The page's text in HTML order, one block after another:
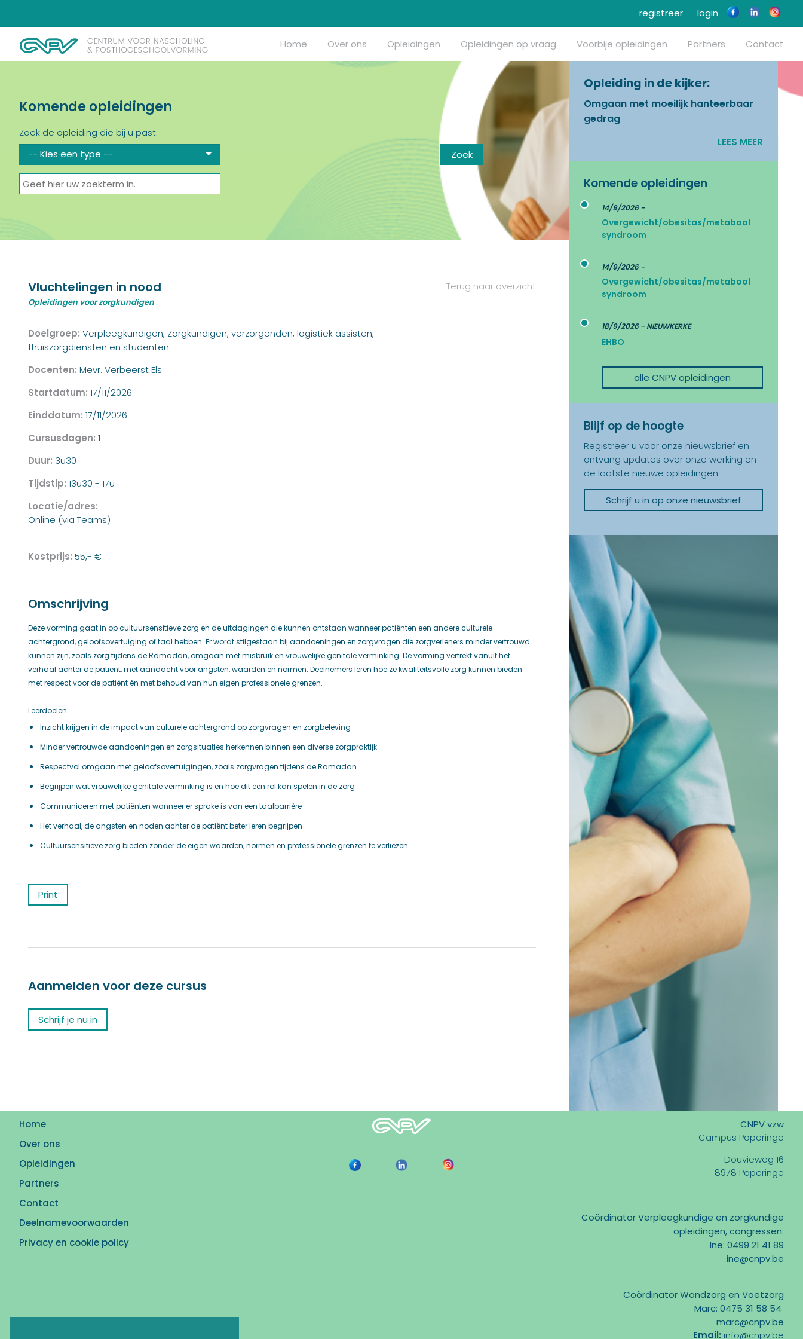
login
registreer
Home Over ons Opleidingen Opleidingen op vraag Voorbije opleidingen Partners Contact
Komende opleidingen
Zoek de opleiding die bij u past.
-- Kies een type --
Opleiding in de kijker:
Omgaan met moeilijk hanteerbaar
gedrag
LEES MEER
Komende opleidingen
14/9/2026 -
Overgewicht/obesitas/metabool
syndroom
14/9/2026 -
Overgewicht/obesitas/metabool
syndroom
18/9/2026 - NIEUWKERKE
EHBO
alle CNPV opleidingen
Blijf op de hoogte
Registreer u voor onze nieuwsbrief en
ontvang updates over onze werking en
de laatste nieuwe opleidingen.
Schrijf u in op onze nieuwsbrief
Terug naar overzicht
Vluchtelingen in nood
Opleidingen voor zorgkundigen
Doelgroep: Verpleegkundigen, Zorgkundigen, verzorgenden, logistiek assisten,
thuiszorgdiensten en studenten
Docenten: Mevr. Verbeerst Els
Startdatum: 17/11/2026
Einddatum: 17/11/2026
Cursusdagen: 1
Duur: 3u30
Tijdstip: 13u30 - 17u
Locatie/adres:
Online (via Teams)
Kostprijs: 55,- €
Omschrijving
Deze vorming gaat in op cultuursensitieve zorg en de uitdagingen die kunnen ontstaan wanneer patiënten een andere culturele
achtergrond, geloofsovertuiging of taal hebben. Er wordt stilgestaan bij aandoeningen en zorgvragen die zorgverleners minder vertrouwd
kunnen zijn, zoals zorg tijdens de Ramadan, omgaan met misbruik en vrouwelijke genitale verminking. De vorming vertrekt vanuit het
verhaal achter de patiënt, met aandacht voor angsten, waarden en normen. Deelnemers leren hoe ze kwaliteitsvolle zorg kunnen bieden
met respect voor de patiënt én met behoud van hun eigen professionele grenzen.
Leerdoelen:
Inzicht krijgen in de impact van culturele achtergrond op zorgvragen en zorgbeleving
Minder vertrouwde aandoeningen en zorgsituaties herkennen binnen een diverse zorgpraktijk
Respectvol omgaan met geloofsovertuigingen, zoals zorgvragen tijdens de Ramadan
Begrijpen wat vrouwelijke genitale verminking is en hoe dit een rol kan spelen in de zorg
Communiceren met patiënten wanneer er sprake is van een taalbarrière
Het verhaal, de angsten en noden achter de patiënt beter leren begrijpen
Cultuursensitieve zorg bieden zonder de eigen waarden, normen en professionele grenzen te verliezen
Print
Aanmelden voor deze cursus
Schrijf je nu in
Home
Over ons
Opleidingen
Partners
Contact
Deelnamevoorwaarden
Privacy en cookie policy
CNPV vzw
Campus Poperinge
Douvieweg 16
8978 Poperinge
Coördinator Verpleegkundige en zorgkundige
opleidingen, congressen:
Ine: 0499 21 41 89
ine@cnpv.be
Coördinator Wondzorg en Voetzorg
Marc: 0475 31 58 54
marc@cnpv.be
Email: info@cnpv.be